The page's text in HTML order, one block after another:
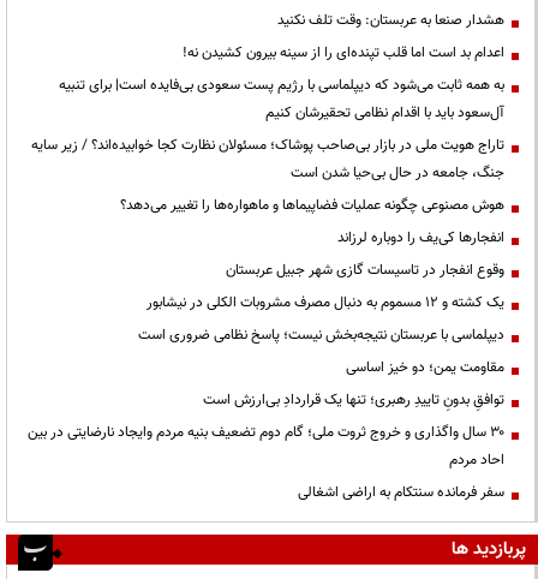
هشدار صنعا به عربستان: وقت تلف نکنید
اعدام بد است اما قلب تپنده‌ای را از سینه بیرون کشیدن نه!
به همه ثابت می‌شود که دیپلماسی با رژیم پست سعودی بی‌فایده است| برای تنبیه
آل‌سعود باید با اقدام نظامی تحقیرشان کنیم
تاراج هویت ملی در بازار بی‌صاحب پوشاک؛ مسئولان نظارت کجا خوابیده‌اند؟ / زیر سایه
جنگ، جامعه در حال بی‌حیا شدن است
هوش مصنوعی چگونه عملیات فضاپیماها و ماهواره‌ها را تغییر می‌دهد؟
انفجارها کی‌یف را دوباره لرزاند
وقوع انفجار در تاسیسات گازی شهر جبیل عربستان
یک کشته و ۱۲ مسموم به دنبال مصرف مشروبات الکلی در نیشابور
دیپلماسی با عربستان نتیجه‌بخش نیست؛ پاسخ نظامی ضروری است
مقاومت یمن؛ دو خیز اساسی
توافقِ بدونِ تاییدِ رهبری؛ تنها یک قراردادِ بی‌ارزش است
۳۰ سال واگذاری و خروج ثروت ملی؛ گام دوم تضعیف بنیه مردم وایجاد نارضایتی در بین
احاد مردم
سفر فرمانده سنتکام به اراضی اشغالی
پربازدید ها